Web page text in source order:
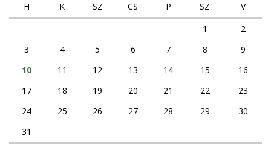
H
K SZ CS P SZ
V
1
2
3
4 5 6 7 8
9
10
11 12 13 14 15
16
17
18 19 20 21 22
23
24
25 26 27 28 29
30
31